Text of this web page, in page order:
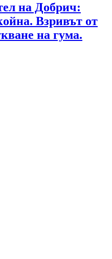
на Добрич:
Взривът от
на гума.